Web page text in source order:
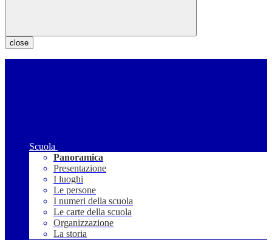
close
Scuola
Panoramica
Presentazione
I luoghi
Le persone
I numeri della scuola
Le carte della scuola
Organizzazione
La storia